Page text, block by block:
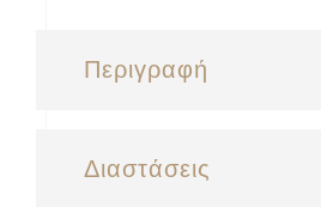
Περιγραφή
Διαστάσεις